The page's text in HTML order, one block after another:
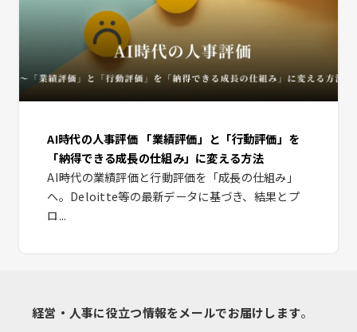
AI時代の人事評価 「業績評価」と「行動評価」を
「納得できる成長の仕組み」に変える方法
AI時代の業績評価と行動評価を「成長の仕組み」
へ。Deloitte等の最新データに基づき、結果とプ
ロ...
経営・人事に役立つ情報をメールでお届けします。